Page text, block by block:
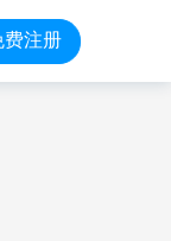
费注册